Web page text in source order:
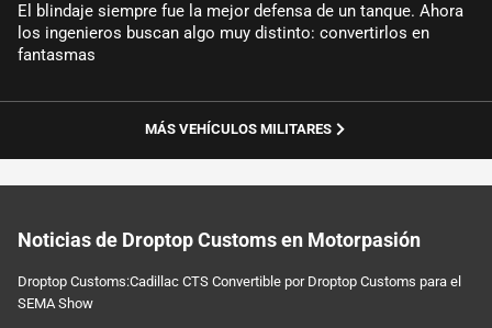
El blindaje siempre fue la mejor defensa de un tanque. Ahora
los ingenieros buscan algo muy distinto: convertirlos en
fantasmas
MÁS VEHÍCULOS MILITARES
Noticias de Droptop Customs en Motorpasión
Droptop Customs:Cadillac CTS Convertible por Droptop Customs para el
SEMA Show